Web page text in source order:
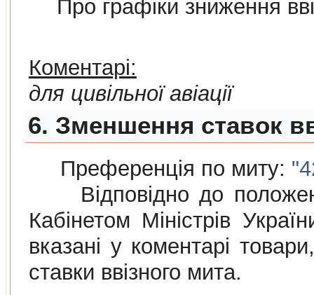
Про графiки зниження
Коментарі:
для цивільної авіації
6. Зменшення ставок
Преференція по миту:
Відповідно до
Кабінетом Міністрів
вказані у коментарі
ставки ввізного мита.